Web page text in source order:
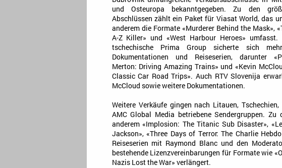
und Osteuropa bekanntgegeben. Zu den
Abschlüssen zählt ein Paket für Viasat World, das
anderem die Formate «Murderer Behind the Mask»,
A-Z Killer» und «West Harbour Heroes» umfasst.
tschechische Prima Group sicherte sich
Dokumentationen und Reiseserien, darunter
Merton: Driving Amazing Trains» und «Kevin
Classic Car Road Trips». Auch RTV Slovenija
McCloud sowie weitere Dokumentationen.
Weitere Verkäufe gingen nach Litauen,
AMC Global Media betriebene Sendergruppen.
anderem «Implosion: The Titanic Sub Disaster»,
Jackson», «Three Days of Terror: The Charlie
Reiseserien mit Raymond Blanc und den
bestehende Lizenzvereinbarungen für Formate wie
Nazis Lost the War» verlängert.